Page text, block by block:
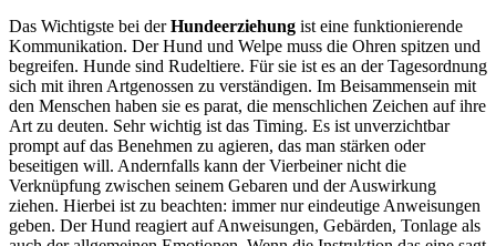
Das Wichtigste bei derHundeerziehung ist eine funktionierende
Kommunikation. Der Hund und Welpe muss die Ohren spitzen und
begreifen. Hunde sind Rudeltiere. Für sie ist es an der Tagesordnung
sich mit ihren Artgenossen zu verständigen. Im Beisammensein mit
den Menschen haben sie es parat, die menschlichen Zeichen auf ihre
Art zu deuten. Sehr wichtig ist das Timing. Es ist unverzichtbar
prompt auf das Benehmen zu agieren, das man stärken oder
beseitigen will. Andernfalls kann der Vierbeiner nicht die
Verknüpfung zwischen seinem Gebaren und der Auswirkung
ziehen. Hierbei ist zu beachten: immer nur eindeutige Anweisungen
geben. Der Hund reagiert auf Anweisungen, Gebärden, Tonlage als